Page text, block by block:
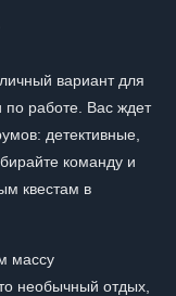
вариант для
по работе. Вас ждет
детективные,
команду и
квестам в
массу
необычный отдых,